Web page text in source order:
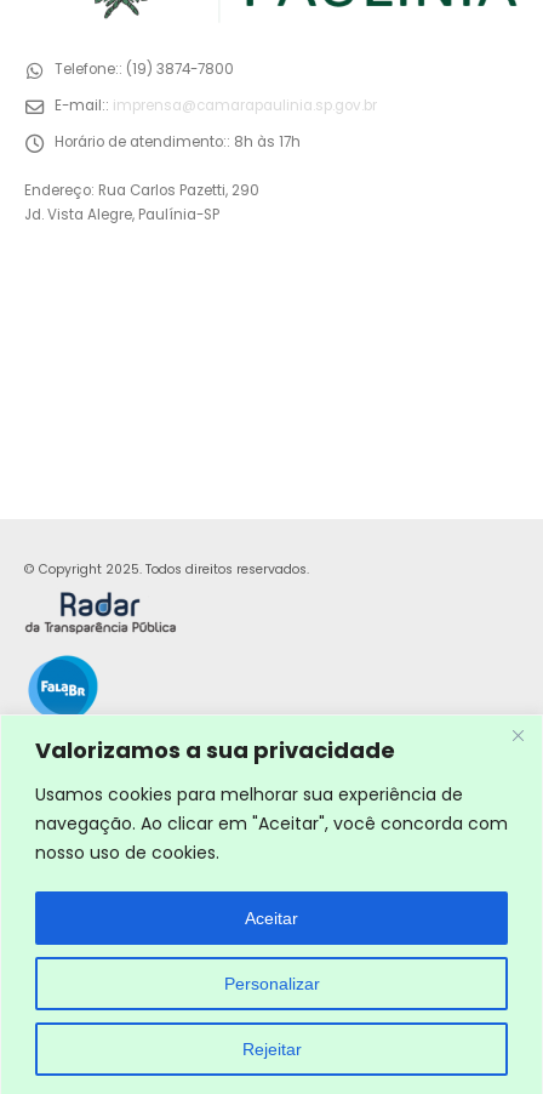
Valorizamos a sua privacidade
Usamos cookies para melhorar sua experiência de
navegação. Ao clicar em "Aceitar", você concorda com
nosso uso de cookies.
Personalizar
Rejeitar
Aceitar
Telefone:: (19) 3874-7800
E-mail:: imprensa@camarapaulinia.sp.gov.br
Horário de atendimento:: 8h às 17h
Endereço: Rua Carlos Pazetti, 290
Jd. Vista Alegre, Paulínia-SP
© Copyright 2025. Todos direitos reservados.